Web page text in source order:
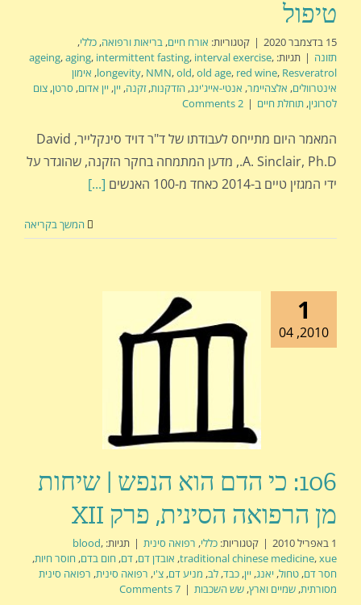
טיפול
15 בדצמבר 2020 | קטגוריות: אורח חיים, בריאות ורפואה, כללי,
תזונה | תגיות: ageing,aging, intermittent fasting, interval exercise,
longevity, NMN,old,old age, red wine, Resveratrol
, אימון
אינטרוולים, אלצהיימר, אנטי-אייג'ינג, הזדקנות,זקנה, יין, יין אדום, סרטן, צום
לסרוגין, תוחלת חיים |
2 Comments
המאמר היום מתייחס לעבודתו של ד"ר דויד סינקלייר, David
A. Sinclair, Ph.D., מדען המתמחה בחקר הזקנה, שהוגדר על
ידי המגזין טיים ב-2014 כאחד מ-100 האנשים
[...]
המשך בקריאה
1
2010, 04
106: כי הדם הוא הנפש | שיחות
מן הרפואה הסינית, פרק XII
1 באפריל 2010 | קטגוריות: כללי, רפואה סינית | תגיות: blood,
traditional chinese medicine,xue
, אובדן דם, דם, חום בדם, חוסר חיות,
חסר דם, טחול, יאנג, יין, כבד, לב, מניע דם, צ'י, רפואה סינית, רפואה סינית
מסורתית, שמיים וארץ, שש השכבות |
7 Comments